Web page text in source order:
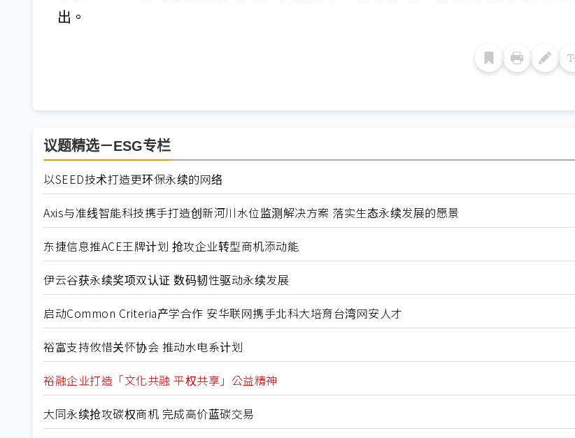
出。
议题精选－ESG专栏
以SEED技术打造更环保永续的网络
Axis与准线智能科技携手打造创新河川水位监测解决方案 落实生态永续发展的愿景
东捷信息推ACE王牌计划 抢攻企业转型商机添动能
伊云谷获永续奖项双认证 数码韧性驱动永续发展
启动Common Criteria产学合作 安华联网携手北科大培育台湾网安人才
裕富支持攸惜关怀协会 推动水电系计划
裕融企业打造「文化共融 平权共享」公益精神
大同永续抢攻碳权商机 完成高价蓝碳交易